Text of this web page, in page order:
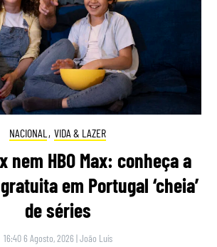
NACIONAL , VIDA & LAZER
nem HBO Max: conheça a
em Portugal ‘cheia’
de séries
16:40 6 Agosto, 2026 |João Luís